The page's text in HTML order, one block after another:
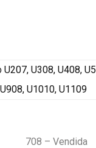
708 – Vendida